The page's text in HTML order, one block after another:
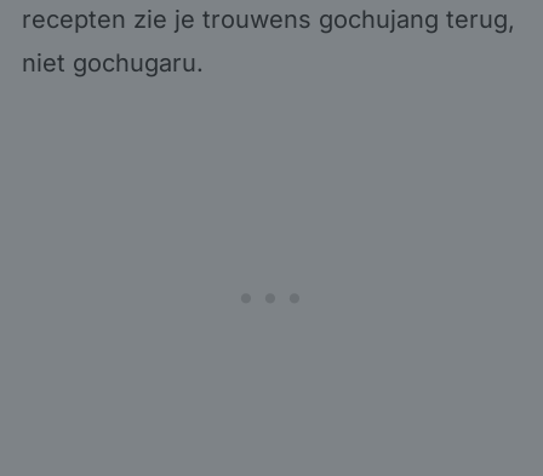
recepten zie je trouwens gochujang terug,
niet gochugaru.